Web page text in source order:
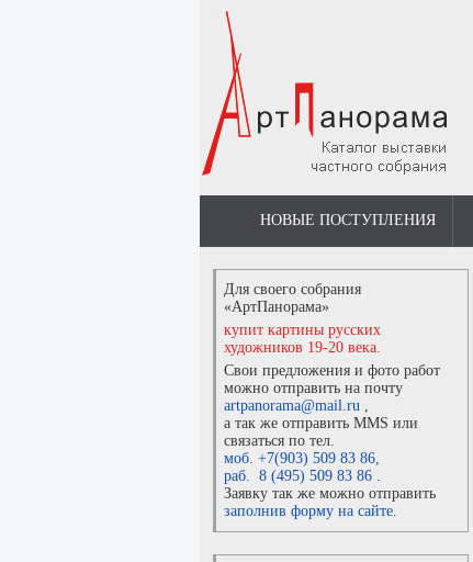
НОВЫЕ ПОСТУПЛЕНИЯ
Для своего собрания
«АртПанорама»
купит картины русских
художников 19-20 века.
Свои предложения и фото работ
можно отправить на почту
artpanorama@mail.ru ,
а так же отправить MMS или
связаться по тел.
моб. +7(903) 509 83 86,
раб. 8 (495) 509 83 86 .
Заявку так же можно отправить
заполнив форму на сайте.